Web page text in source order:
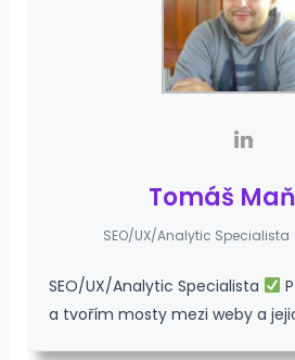
Tomáš
SEO/UX/Analytic Specialista
SEO/UX/Analytic Specialista
a tvořím mosty mezi weby a